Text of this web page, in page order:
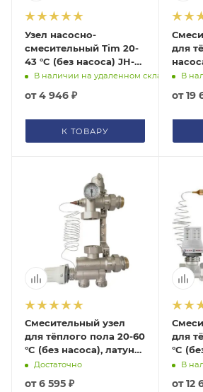
СЕРТИФИКАТЫ
КОНТАКТЫ
Узел насосно-
смесительный Tim 20-
43 °C (без насоса) JH-
1035В наличии на удаленном складе
от4 946 ₽
К ТОВАРУ
для
JH-
В
от19
Смесительный узел
для тёплого пола 20-60
°C (без насоса), латунь
никелированная Tim
Достаточно
от6 595 ₽
для
°C
В
от12
Подбор по параметрам
Не можете найти нужный товар?
помогут с подбором.
ЗАКАЗАТЬ ЗВОНОК